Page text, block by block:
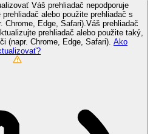
Váš prehliadač nepodporuje
alebo použite prehliadač s
Chrome, Edge, Safari).Váš prehliadač
prehliadač alebo použite taký,
(napr. Chrome, Edge, Safari). Ako